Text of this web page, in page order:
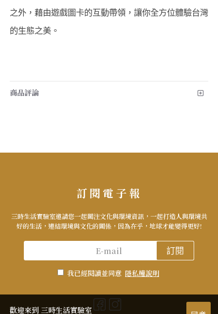
之外，藉由遊戲圖卡的互動帶領，讓你全方位體驗台灣
的生態之美。
商品評論
訂閱電子報
三時生活實驗室邀請您一起關注文化與環境資訊，一起打造人與環境共
好的生活，連結環境與文化的關係，因為在乎，地球才能變得更好!
訂閱
我已經閱讀並同意 隱私權說明
歡迎來到 三時生活實驗室